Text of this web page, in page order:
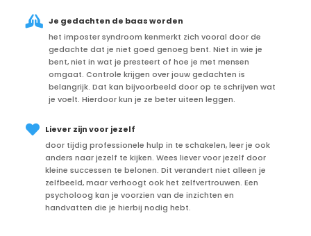
 Je gedachten de baas worden
het imposter syndroom kenmerkt zich vooral door de
gedachte dat je niet goed genoeg bent. Niet in wie je
bent, niet in wat je presteert of hoe je met mensen
omgaat. Controle krijgen over jouw gedachten is
belangrijk. Dat kan bijvoorbeeld door op te schrijven wat
je voelt. Hierdoor kun je ze beter uiteen leggen.
 Liever zijn voor jezelf
door tijdig professionele hulp in te schakelen, leer je ook
anders naar jezelf te kijken. Wees liever voor jezelf door
kleine successen te belonen. Dit verandert niet alleen je
zelfbeeld, maar verhoogt ook het zelfvertrouwen. Een
psycholoog kan je voorzien van de inzichten en
handvatten die je hierbij nodig hebt.